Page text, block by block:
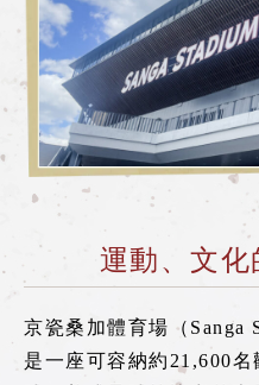
公告
station information
各車站資訊
各車站訊息專區
遊覽小火車嵯峨站
遊覽小火車嵐山站
遊覽小火車龜岡站
運動、文化
京瓷桑加體育場（Sanga
是一座可容納約21,600